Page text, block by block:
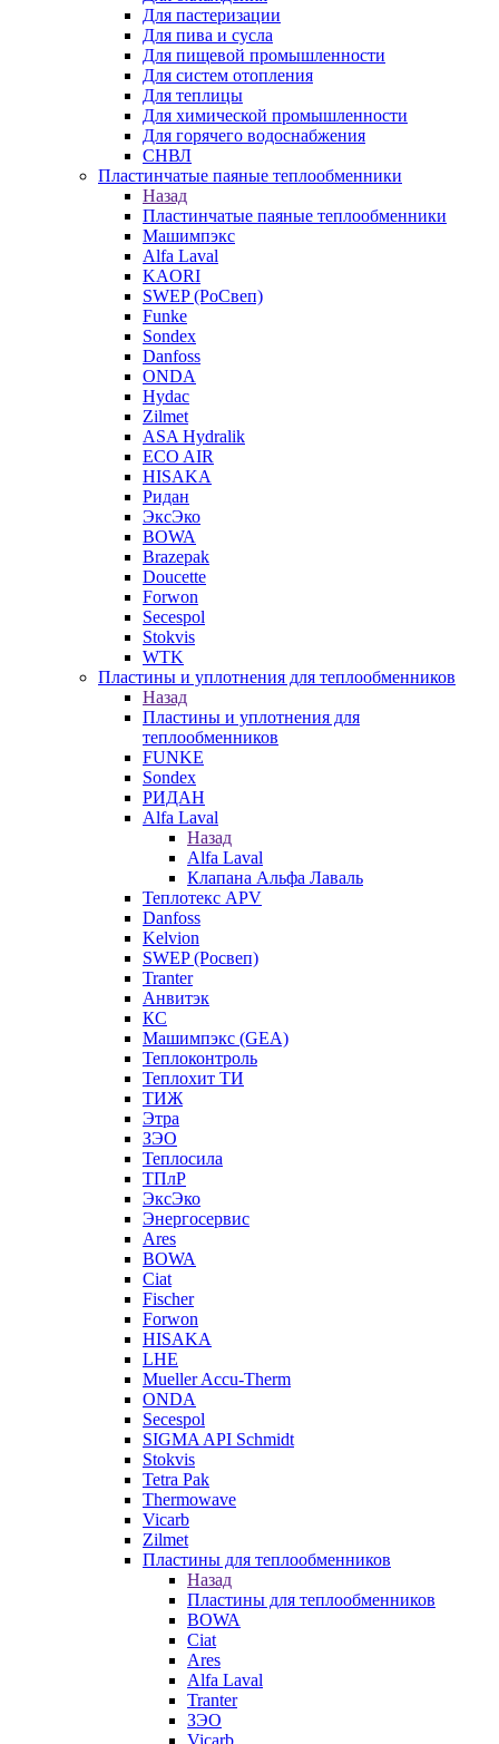
Для пастеризации
Для пива и сусла
Для пищевой промышленности
Для систем отопления
Для теплицы
Для химической промышленности
Для горячего водоснабжения
СНВЛ
Пластинчатые паяные теплообменники
Назад
Пластинчатые паяные теплообменники
Машимпэкс
Alfa Laval
KAORI
SWEP (РоСвеп)
Funke
Sondex
Danfoss
ONDA
Hydac
Zilmet
ASA Hydralik
ECO AIR
HISAKA
Ридан
ЭксЭко
BOWA
Brazepak
Doucette
Forwon
Secespol
Stokvis
WTK
Пластины и уплотнения для теплообменников
Назад
Пластины и уплотнения для
теплообменников
FUNKE
Sondex
РИДАН
Alfa Laval
Назад
Alfa Laval
Клапана Альфа Лаваль
Теплотекс APV
Danfoss
Kelvion
SWEP (Росвеп)
Tranter
Анвитэк
КС
Машимпэкс (GEA)
Теплоконтроль
Теплохит ТИ
ТИЖ
Этра
ЗЭО
Теплосила
ТПлР
ЭксЭко
Энергосервис
Ares
BOWA
Ciat
Fischer
Forwon
HISAKA
LHE
Mueller Accu-Therm
ONDA
Secespol
SIGMA API Schmidt
Stokvis
Tetra Pak
Thermowave
Vicarb
Zilmet
Пластины для теплообменников
Назад
Пластины для теплообменников
BOWA
Ciat
Ares
Alfa Laval
Tranter
ЗЭО
Vicarb